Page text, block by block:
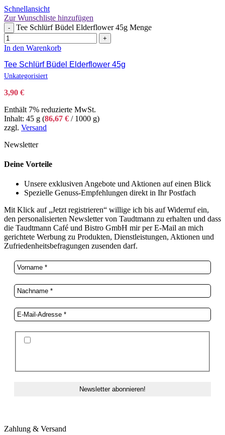
Schnellansicht
Zur Wunschliste hinzufügen
- Tee Schlürf Büdel Elderflower 45g Menge
+
In den Warenkorb
Tee Schlürf Büdel Elderflower 45g
Unkategorisiert
3,90 €
Enthält 7% reduzierte MwSt.
Inhalt: 45 g (86,67 € / 1000 g)
zzgl. Versand
Newsletter
Deine Vorteile
Unsere exklusiven Angebote und Aktionen auf einen Blick
Spezielle Genuss-Empfehlungen direkt in Ihr Postfach
Mit Klick auf „Jetzt registrieren“ willige ich bis auf Widerruf ein,
den personalisierten Newsletter von Taudtmann zu erhalten und dass
die Taudtmann Café und Bistro GmbH mir per E-Mail an mich
gerichtete Werbung zu Produkten, Dienstleistungen, Aktionen und
Zufriedenheitsbefragungen zusenden darf.
Zahlung & Versand